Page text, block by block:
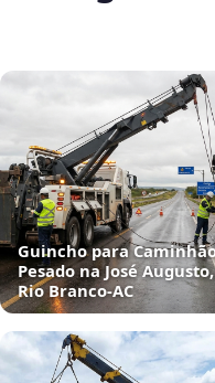
Guincho para
Pesado na José Augusto,
Rio Branco‑AC